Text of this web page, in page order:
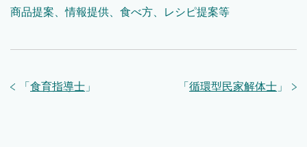
商品提案、情報提供、食べ方、レシピ提案等
「 循環型民家解体士 」
「 食育指導士 」